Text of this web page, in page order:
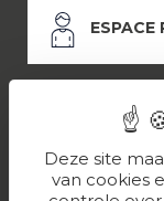
ESPACE
ESPACE
Deze site
van cookies